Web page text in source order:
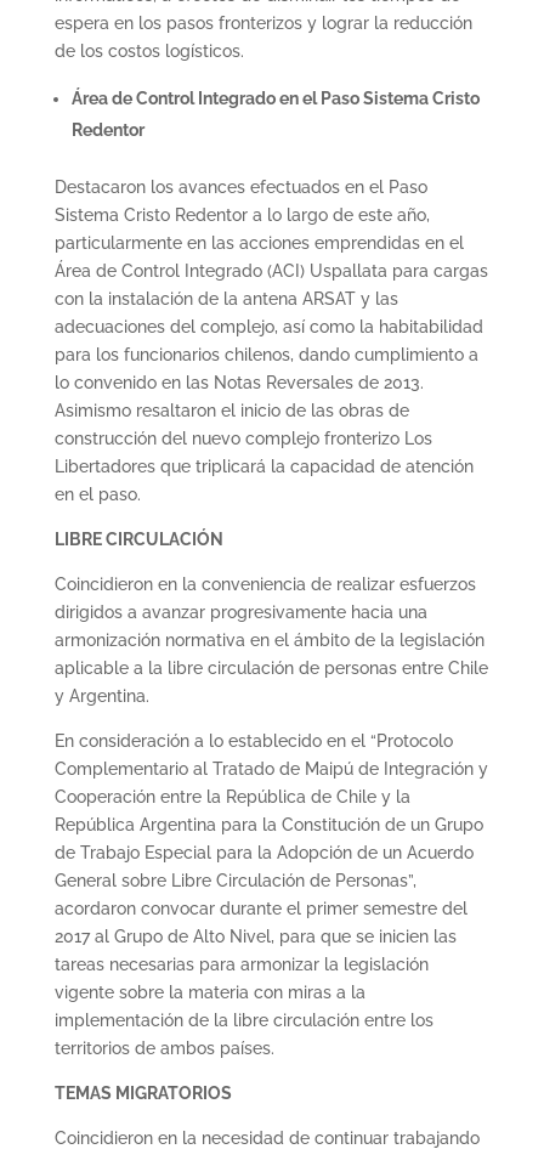
espera en los pasos fronterizos y lograr la reducción
de los costos logísticos.
Área de Control Integrado en el Paso Sistema Cristo
Redentor
Destacaron los avances efectuados en el Paso
Sistema Cristo Redentor a lo largo de este año,
particularmente en las acciones emprendidas en el
Área de Control Integrado (ACI) Uspallata para cargas
con la instalación de la antena ARSAT y las
adecuaciones del complejo, así como la habitabilidad
para los funcionarios chilenos, dando cumplimiento a
lo convenido en las Notas Reversales de 2013.
Asimismo resaltaron el inicio de las obras de
construcción del nuevo complejo fronterizo Los
Libertadores que triplicará la capacidad de atención
en el paso.
LIBRE CIRCULACIÓN
Coincidieron en la conveniencia de realizar esfuerzos
dirigidos a avanzar progresivamente hacia una
armonización normativa en el ámbito de la legislación
aplicable a la libre circulación de personas entre Chile
y Argentina.
En consideración a lo establecido en el “Protocolo
Complementario al Tratado de Maipú de Integración y
Cooperación entre la República de Chile y la
República Argentina para la Constitución de un Grupo
de Trabajo Especial para la Adopción de un Acuerdo
General sobre Libre Circulación de Personas”,
acordaron convocar durante el primer semestre del
2017 al Grupo de Alto Nivel, para que se inicien las
tareas necesarias para armonizar la legislación
vigente sobre la materia con miras a la
implementación de la libre circulación entre los
territorios de ambos países.
TEMAS MIGRATORIOS
Coincidieron en la necesidad de continuar trabajando